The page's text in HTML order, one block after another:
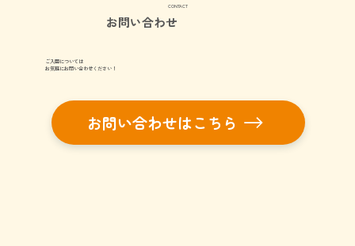
CONTACT
お問い合わせ
ご入園については
お気軽にお問い合わせください！
お問い合わせはこちら